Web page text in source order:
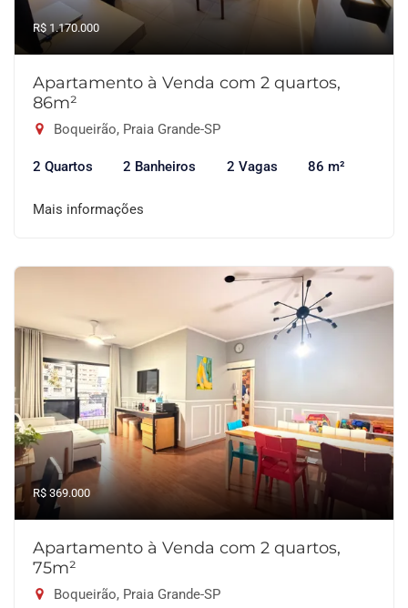
R$ 1.170.000
Apartamento à Venda com 2 quartos,
86m²
Boqueirão, Praia Grande-SP
2 Quartos 2 Banheiros 2 Vagas 86 m²
Mais informações
R$ 369.000
Apartamento à Venda com 2 quartos,
75m²
Boqueirão, Praia Grande-SP